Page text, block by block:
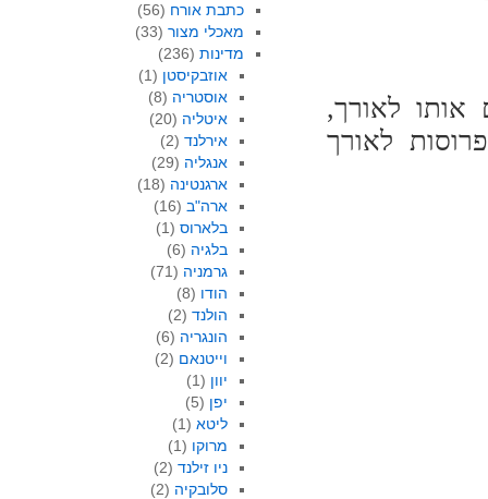
אותו לאורך,
לאורך
כתבת אורח (56)
מאכלי מצור(33)
מדינות(236)
אוזבקיסטן (1)
אוסטריה (8)
איטליה (20)
אירלנד (2)
אנגליה (29)
ארגנטינה (18)
ארה"ב (16)
בלארוס (1)
בלגיה (6)
גרמניה (71)
הודו (8)
הולנד (2)
הונגריה (6)
וייטנאם (2)
יוון (1)
יפן (5)
ליטא (1)
מרוקו (1)
ניו זילנד (2)
סלובקיה (2)